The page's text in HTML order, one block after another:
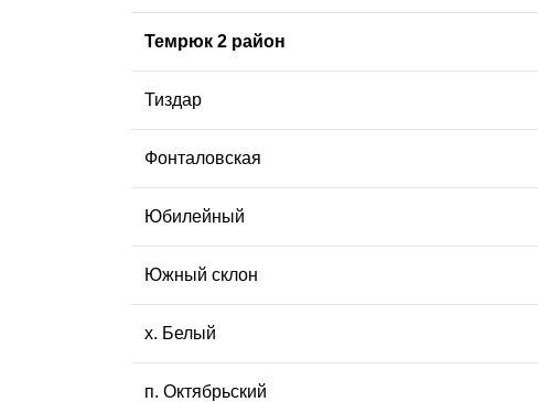
Темрюк 2 район
Тиздар
Фонталовская
Юбилейный
Южный склон
х. Белый
п. Октябрьский